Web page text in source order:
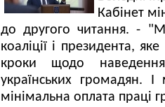
Кабінет
до другого читання. -
коаліції і президента,
кроки щодо
українських громадян.
мінімальна оплата праці